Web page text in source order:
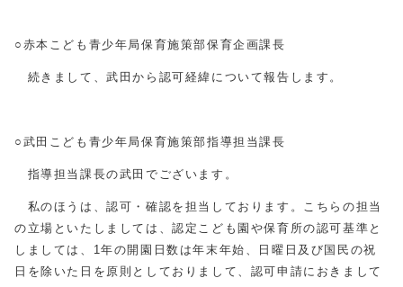
○赤本こども青少年局保育施策部保育企画課長
続きまして、武田から認可経緯について報告します。
○武田こども青少年局保育施策部指導担当課長
指導担当課長の武田でございます。
私のほうは、認可・確認を担当しております。こちらの担当
の立場といたしましては、認定こども園や保育所の認可基準と
しましては、1年の開園日数は年末年始、日曜日及び国民の祝
日を除いた日を原則としておりまして、認可申請におきまして